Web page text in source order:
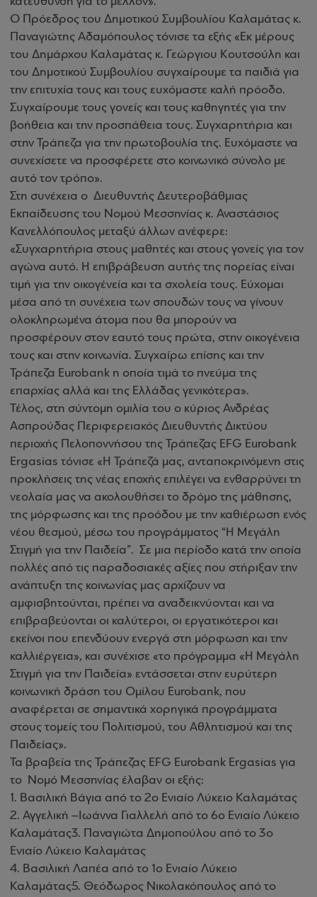
Ο Πρόεδρος του Δημοτικού Συμβουλίου Καλαμάτας κ.
Παναγιώτης Αδαμόπουλος τόνισε τα εξής «Εκ μέρους
του Δημάρχου Καλαμάτας κ. Γεώργιου Κουτσούλη και
του Δημοτικού Συμβουλίου συγχαίρουμε τα παιδιά για
την επιτυχία τους και τους ευχόμαστε καλή πρόοδο.
Συγχαίρουμε τους γονείς και τους καθηγητές για την
βοήθεια και την προσπάθεια τους. Συγχαρητήρια και
στην Τράπεζα για την πρωτοβουλία της. Ευχόμαστε να
συνεχίσετε να προσφέρετε στο κοινωνικό σύνολο με
αυτό τον τρόπο».
Στη συνέχεια ο Διευθυντής Δευτεροβάθμιας
Εκπαίδευσης του Νομού Μεσσηνίας κ. Αναστάσιος
Κανελλόπουλος μεταξύ άλλων ανέφερε:
«Συγχαρητήρια στους μαθητές και στους γονείς για τον
αγώνα αυτό. Η επιβράβευση αυτής της πορείας είναι
τιμή για την οικογένεία και τα σχολεία τους. Εύχομαι
μέσα από τη συνέχεια των σπουδών τους να γίνουν
ολοκληρωμένα άτομα που θα μπορούν να
προσφέρουν στον εαυτό τους πρώτα, στην οικογένεια
τους και στην κοινωνία. Συγχαίρω επίσης και την
Τράπεζα Eurobank η οποία τιμά το πνεύμα της
επαρχίας αλλά και της Ελλάδας γενικότερα».
Τέλος, στη σύντομη ομιλία του ο κύριος Ανδρέας
Ασπρούδας Περιφερειακός Διευθυντής Δικτύου
περιοχής Πελοποννήσου της Τράπεζας ΕFG Eurobank
Ergasias τόνισε «H Τράπεζά μας, ανταποκρινόμενη στις
προκλήσεις της νέας εποχής επιλέγει να ενθαρρύνει τη
νεολαία μας να ακολουθήσει το δρόμο της μάθησης,
της μόρφωσης και της προόδου με την καθιέρωση ενός
νέου θεσμού, μέσω του προγράμματος “Η Μεγάλη
Στιγμή για την Παιδεία”. Σε μια περίοδο κατά την οποία
πολλές από τις παραδοσιακές αξίες που στήριξαν την
ανάπτυξη της κοινωνίας μας αρχίζουν να
αμφισβητούνται, πρέπει να αναδεικνύονται και να
επιβραβεύονται οι καλύτεροι, οι εργατικότεροι και
εκείνοι που επενδύουν ενεργά στη μόρφωση και την
καλλιέργεια», και συνέχισε «το πρόγραμμα «Η Μεγάλη
Στιγμή για την Παιδεία» εντάσσεται στην ευρύτερη
κοινωνική δράση του Ομίλου Eurobank, που
αναφέρεται σε σημαντικά χορηγικά προγράμματα
στους τομείς του Πολιτισμού, του Αθλητισμού και της
Παιδείας».
Τα βραβεία της Τράπεζας EFG Eurobank Ergasias για
το Νομό Μεσσηνίας έλαβαν οι εξής:
1. Βασιλική Βάγια από το 2ο Ενιαίο Λύκειο Καλαμάτας
2. Αγγελική –Ιωάννα Γιαλλελή από το 6ο Ενιαίο Λύκειο
Καλαμάτας3. Παναγιώτα Δημοπούλου από το 3ο
Ενιαίο Λύκειο Καλαμάτας
4. Βασιλική Λαπέα από το 1ο Ενιαίο Λύκειο
Καλαμάτας5. Θεόδωρος Νικολακόπουλος από το